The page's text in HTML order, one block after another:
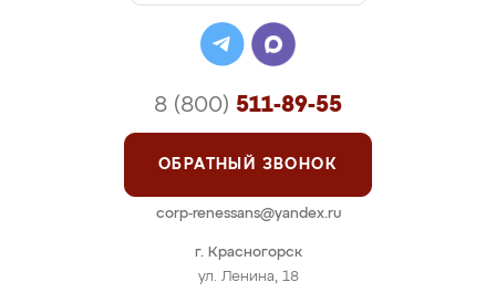
г. Красногорск
ул. Ленина, 18
8 (800) 511-89-55
ОБРАТНЫЙ ЗВОНОК
corp-renessans@yandex.ru